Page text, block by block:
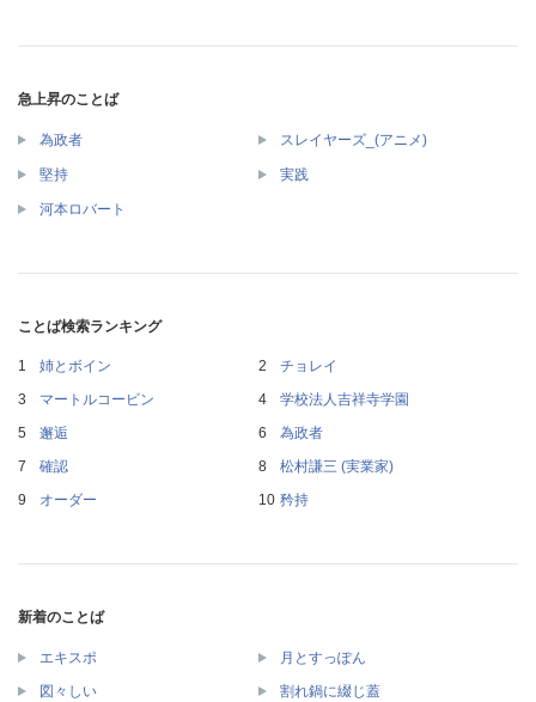
急上昇のことば
為政者 スレイヤーズ_(アニメ)
堅持 実践
河本ロバート
ことば検索ランキング
姉とボイン
チョレイ
マートルコービン
学校法人吉祥寺学園
邂逅
為政者
確認
松村謙三 (実業家)
オーダー
矜持
新着のことば
エキスポ 月とすっぽん
図々しい 割れ鍋に綴じ蓋